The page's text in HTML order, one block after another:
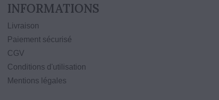
INFORMATIONS
Livraison
Paiement sécurisé
CGV
Conditions d'utilisation
Mentions légales